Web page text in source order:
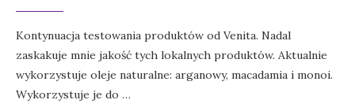
Kontynuacja testowania produktów od Venita. Nadal
zaskakuje mnie jakość tych lokalnych produktów. Aktualnie
wykorzystuje oleje naturalne: arganowy, macadamia i monoi.
Wykorzystuje je do …